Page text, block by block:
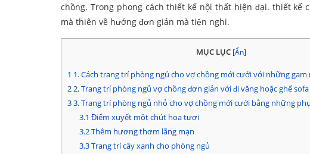
chồng. Trong phong cách thiết kế nội thất hiện đại. thiết
mà thiên về hướng đơn giản mà tiện nghi.
MỤC LỤC [Ẩn]
1 1. Cách trang trí phòng ngủ cho vợ chồng mới cưới với những gam
22. Trang trí phòng ngủ vợ chồng đơn giản với đi văng hoặc ghế sofa
33. Trang trí phòng ngủ nhỏ cho vợ chồng mới cưới bằng những
3.1 Điểm xuyết một chút hoa tươi
3.2Thêm hương thơm lãng mạn
3.3Trang trí cây xanh cho phòng ngủ